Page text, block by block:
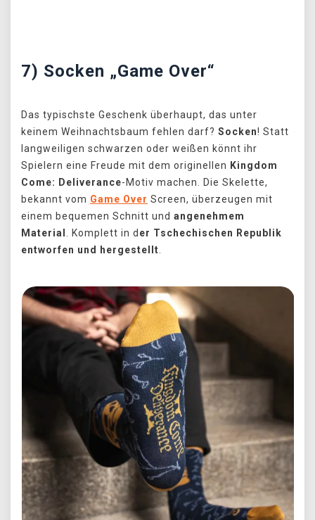
7) Socken „Game Over“
Das typischste Geschenk überhaupt, das unter
keinem Weihnachtsbaum fehlen darf? Socken! Statt
langweiligen schwarzen oder weißen könnt ihr
Spielern eine Freude mit dem originellen Kingdom
Come: Deliverance-Motiv machen. Die Skelette,
bekannt vom Game Over Screen, überzeugen mit
einem bequemen Schnitt und angenehmem
Material
. Komplett in d er Tschechischen Republik
entworfen und hergestellt